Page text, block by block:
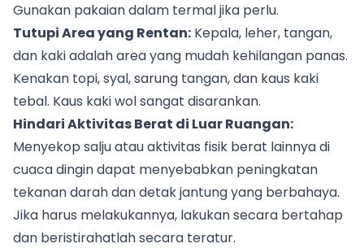
Gunakan pakaian dalam termal jika perlu.
Tutupi Area yang Rentan: Kepala, leher, tangan,
dan kaki adalah area yang mudah kehilangan panas.
Kenakan topi, syal, sarung tangan, dan kaus kaki
tebal. Kaus kaki wol sangat disarankan.
Hindari Aktivitas Berat di Luar Ruangan:
Menyekop salju atau aktivitas fisik berat lainnya di
cuaca dingin dapat menyebabkan peningkatan
tekanan darah dan detak jantung yang berbahaya.
Jika harus melakukannya, lakukan secara bertahap
dan beristirahatlah secara teratur.